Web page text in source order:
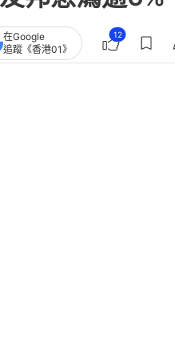
在Google
追蹤《香港01》
12